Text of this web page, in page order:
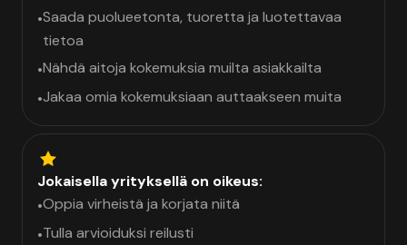
•Saada puolueetonta, tuoretta ja luotettavaa
tietoa
•Nähdä aitoja kokemuksia muilta asiakkailta
•Jakaa omia kokemuksiaan auttaakseen muita
Jokaisella yrityksellä on oikeus:
•Oppia virheistä ja korjata niitä
•Tulla arvioiduksi reilusti